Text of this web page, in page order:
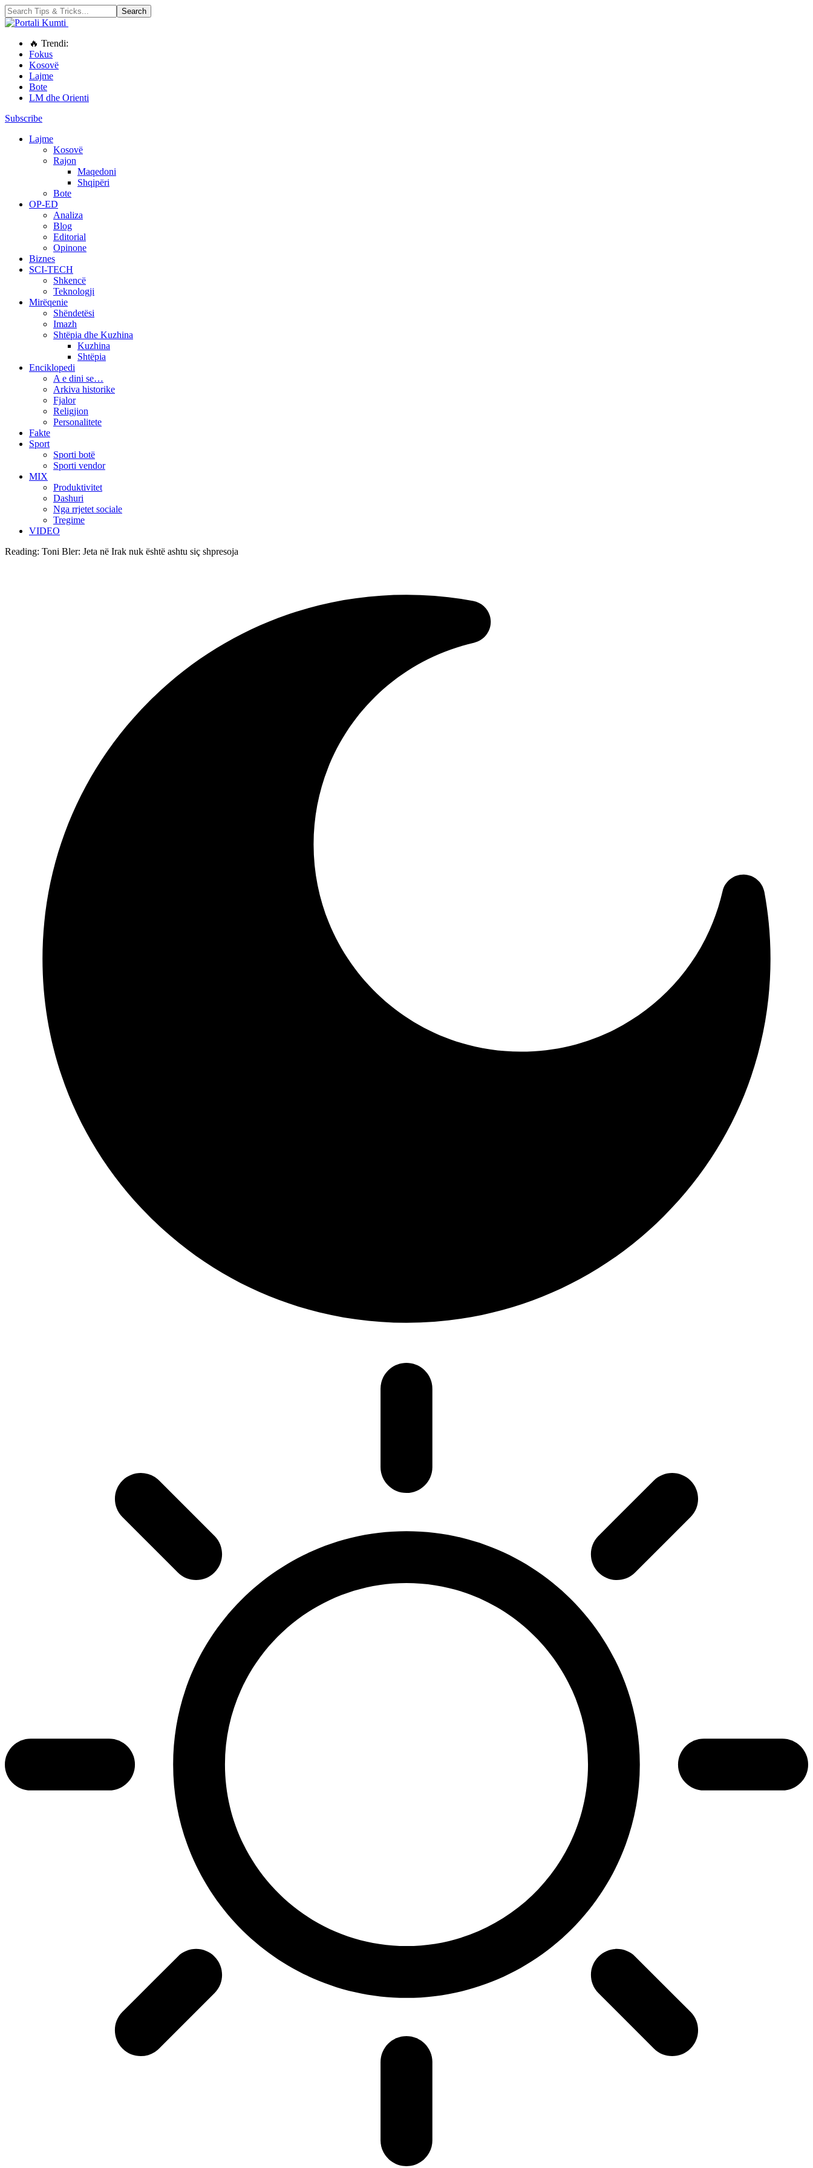
🔥 Trendi:
Fokus
Kosovë
Lajme
Bote
LM dhe Orienti
Subscribe
Lajme
Kosovë
Rajon
Maqedoni
Shqipëri
Bote
OP-ED
Analiza
Blog
Editorial
Opinone
Biznes
SCI-TECH
Shkencë
Teknologji
Mirëqenie
Shëndetësi
Imazh
Shtëpia dhe Kuzhina
Kuzhina
Shtëpia
Enciklopedi
A e dini se…
Arkiva historike
Fjalor
Religjion
Personalitete
Fakte
Sport
Sporti botë
Sporti vendor
MIX
Produktivitet
Dashuri
Nga rrjetet sociale
Tregime
VIDEO
Reading: Toni Bler: Jeta në Irak nuk është ashtu siç shpresoja